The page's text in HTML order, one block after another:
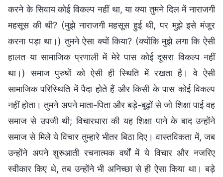
करने के सिवाय कोई विकल्प नहीं था, या क्या तुमने दिल में नाराजगी
महसूस की थी? (मुझे नाराजगी महसूस हुई थी, पर मुझे इसे मंजूर
करना पड़ा था।) तुमने ऐसा क्यों किया? (क्योंकि मुझे लगा कि ऐसी
हालत या सामाजिक प्रणाली में मेरे पास कोई दूसरा विकल्प नहीं
था।) समाज पुरुषों को ऐसी ही स्थिति में रखता है। वे ऐसी
सामाजिक परिस्थिति में पैदा होते हैं और किसी के पास कोई विकल्प
नहीं होता। तुमने अपने माता-पिता और बड़े-बूढ़ों से जो शिक्षा पाई वह
समाज से उपजी थी; विचारधारा की यह शिक्षा पाने के बाद उन्होंने
समाज से मिले ये विचार तुम्हारे भीतर बिठा दिए। वास्तविकता में, जब
उन्होंने अपने शुरुआती रचनात्मक वर्षों में ये विचार और नजरिए
स्वीकार किए थे, तब उन्होंने भी अनिच्छा से ही ऐसा किया था। बड़े